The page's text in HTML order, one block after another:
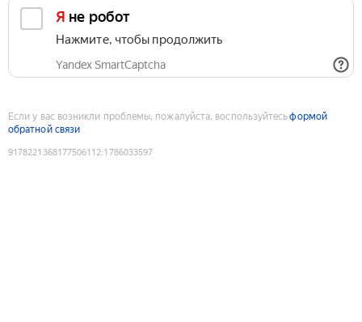
Я не робот
Нажмите, чтобы продолжить
Yandex SmartCaptcha
Если у вас возникли проблемы, пожалуйста, воспользуйтесьформой
обратной связи
9178221368177506112:1786033597